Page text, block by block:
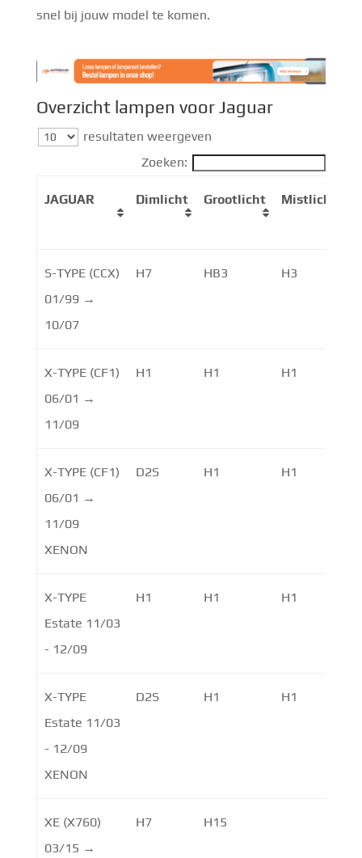
snel bij jouw model te komen.
Overzicht lampen voor Jaguar
resultaten weergeven
Zoeken:
JAGUAR Dimlicht Grootlicht Mistlicht
S-TYPE (CCX)
01/99 →
10/07
H7 HB3 H3
X-TYPE (CF1)
06/01 →
11/09
H1 H1 H1
X-TYPE (CF1)
06/01 →
11/09
XENON
D2S H1 H1
X-TYPE
Estate 11/03
- 12/09
H1 H1 H1
X-TYPE
Estate 11/03
- 12/09
XENON
D2S H1 H1
XE (X760)
03/15 →
H7 H15